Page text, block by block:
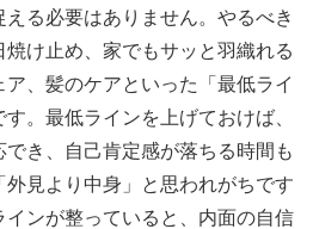
える必要はありません。やるべき
け止め、家でもサッと羽織れる
、髪のケアといった「最低ライ
。最低ラインを上げておけば、
き、自己肯定感が落ちる時間も
見より中身」と思われがちです
ンが整っていると、内面の自信